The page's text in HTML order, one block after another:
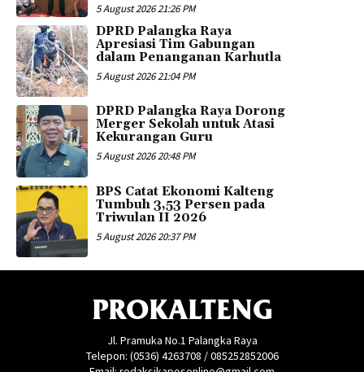
5 August 2026 21:26 PM
DPRD Palangka Raya
Apresiasi Tim Gabungan
dalam Penanganan Karhutla
5 August 2026 21:04 PM
DPRD Palangka Raya Dorong
Merger Sekolah untuk Atasi
Kekurangan Guru
5 August 2026 20:48 PM
BPS Catat Ekonomi Kalteng
Tumbuh 3,53 Persen pada
Triwulan II 2026
5 August 2026 20:37 PM
PROKALTENG
Jl. Pramuka No.1 Palangka Raya
Telepon: (0536) 4263708 / 085252852006